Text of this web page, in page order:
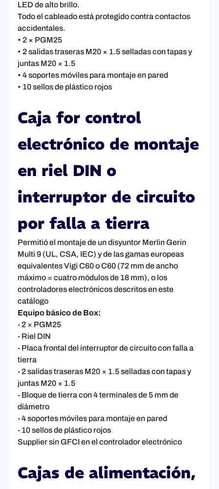
LED de alto brillo.
Todo el cableado está protegido contra contactos
accidentales.
• 2 × PGM25
• 2 salidas traseras M20 × 1.5 selladas con tapas y
juntas M20 × 1.5
• 4 soportes móviles para montaje en pared
• 10 sellos de plástico rojos
Caja for control
electrónico de montaje
en riel DIN o
interruptor de circuito
por falla a tierra
Permitió el montaje de un disyuntor Merlin Gerin
Multi 9 (UL, CSA, IEC) y de las gamas europeas
equivalentes Vigi C60 o C60 (72 mm de ancho
máximo = cuatro módulos de 18 mm), o los
controladores electrónicos descritos en este
catálogo
Equipo básico de Box:
- 2 × PGM25
- Riel DIN
- Placa frontal del interruptor de circuito con falla a
tierra
- 2 salidas traseras M20 × 1.5 selladas con tapas y
juntas M20 × 1.5
- Bloque de tierra con 4 terminales de 5 mm de
diámetro
- 4 soportes móviles para montaje en pared
- 10 sellos de plástico rojos
Supplier sin GFCI en el controlador electrónico
Cajas de alimentación,